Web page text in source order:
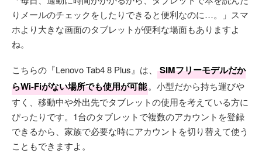
りメールのチェックをしたりできると便利なのに…。」スマ
ホより大きな画面のタブレットが便利な場面もありますよ
ね。
こちらの『Lenovo Tab4 8 Plus』は、
SIMフリーモデルだか
らWi-Fiがない場所でも使用が可能。小型だから持ち運びや
すく、移動中や外出先でタブレットの使用を考えている方に
ぴったりです。1台のタブレットで複数のアカウントを登録
できるから、家族で必要な時にアカウントを切り替えて使う
こともできますよ。